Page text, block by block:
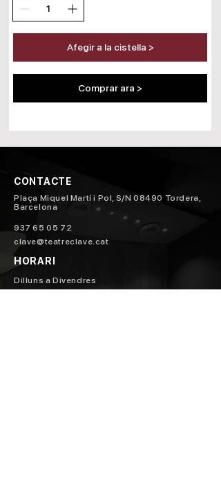
Afegir a la cistella >
Comprar ara >
CONTACTE
Plaça Miquel Martí i Pol, S/N 08490 Tordera,
Barcelona
937 65 05 72
clave@teatreclave.cat
HORARI
Dilluns a Divendres